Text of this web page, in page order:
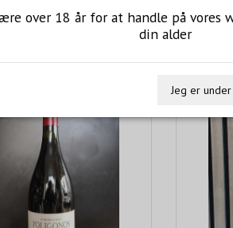
over 18 år for at handle på vores
din alder
Jeg er